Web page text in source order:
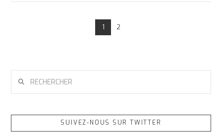
1 2
SUIVEZ-NOUS SUR TWITTER